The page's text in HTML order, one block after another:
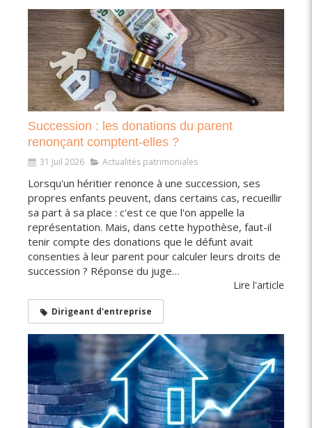
Succession : les donations du parent
renonçant comptent-elles ?
31 Juil 2026 Actualités patrimoniales
Lorsqu'un héritier renonce à une succession, ses
propres enfants peuvent, dans certains cas, recueillir
sa part à sa place : c'est ce que l'on appelle la
représentation. Mais, dans cette hypothèse, faut-il
tenir compte des donations que le défunt avait
consenties à leur parent pour calculer leurs droits de
succession ? Réponse du juge…
Lire l'article
Dirigeant d'entreprise